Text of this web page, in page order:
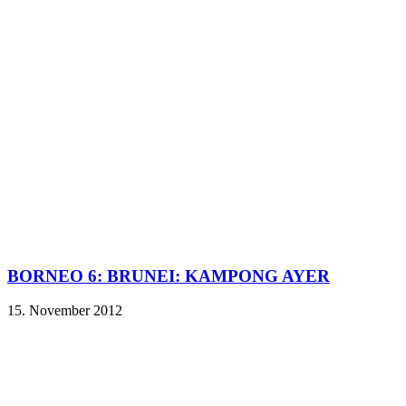
BORNEO 6: BRUNEI: KAMPONG AYER
15. November 2012